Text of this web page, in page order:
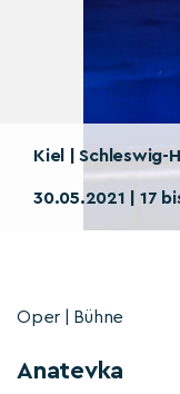
Kiel | Schleswig-
30.05.2021 | 17
Oper | Bühne
Anatevka